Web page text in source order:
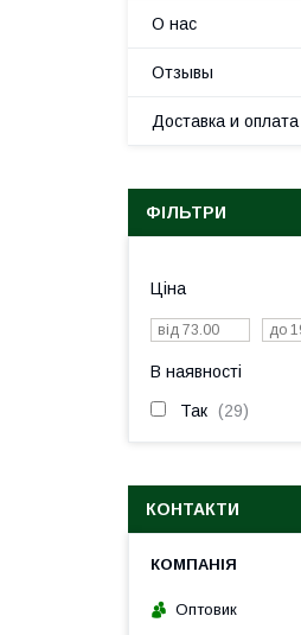
О нас
Отзывы
Доставка и оплата
ФІЛЬТРИ
Ціна
В наявності
Так 29
КОНТАКТИ
Оптовик